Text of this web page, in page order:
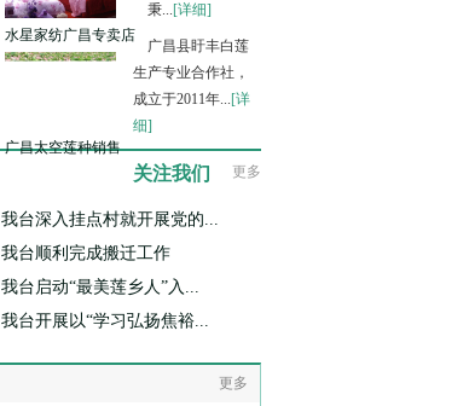
水星家纺广昌专卖店
秉...[详细]
广昌太空莲种销售
广昌县盱丰白莲
生产专业合作社，
成立于2011年...[详
细]
更多
关注我们
我台深入挂点村就开展党的...
我台顺利完成搬迁工作
我台启动“最美莲乡人”入...
我台开展以“学习弘扬焦裕...
更多